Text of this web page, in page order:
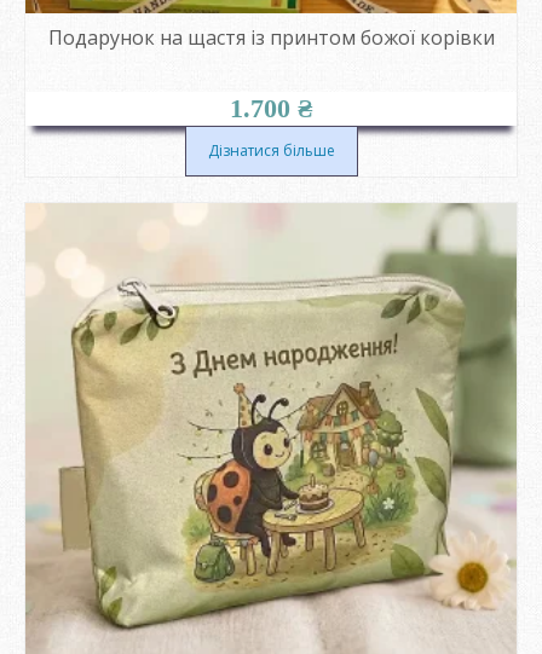
Подарунок на щастя із принтом божої корівки
1.700 ₴
Дізнатися більше